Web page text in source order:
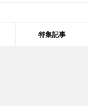
特集記事